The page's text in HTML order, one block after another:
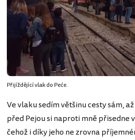
Přijíždějící vlak do Peće.
Ve vlaku sedím většinu cesty sám,
před Pejou si naproti mně přisedne
čehož i díky jeho ne zrovna